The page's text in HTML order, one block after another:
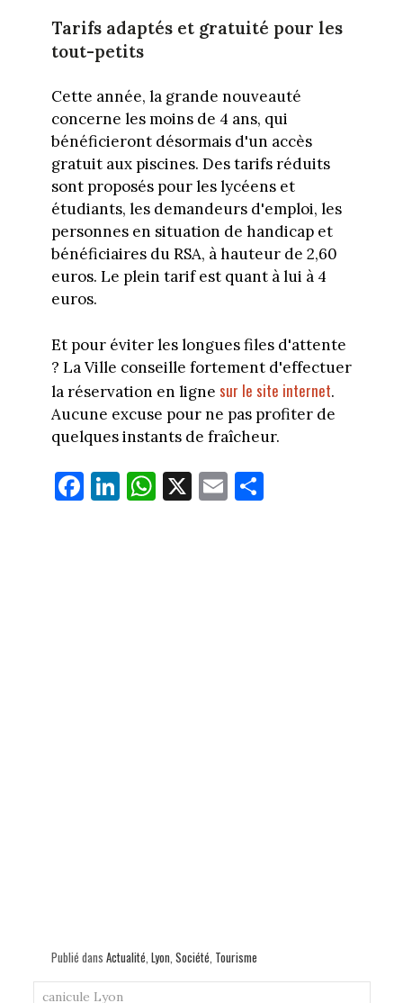
Tarifs adaptés et gratuité pour les
tout-petits
Cette année, la grande nouveauté
concerne les moins de 4 ans, qui
bénéficieront désormais d'un accès
gratuit aux piscines. Des tarifs réduits
sont proposés pour les lycéens et
étudiants, les demandeurs d'emploi, les
personnes en situation de handicap et
bénéficiaires du RSA, à hauteur de 2,60
euros. Le plein tarif est quant à lui à 4
euros.
Et pour éviter les longues files d'attente
? La Ville conseille fortement d'effectuer
la réservation en ligne sur le site internet.
Aucune excuse pour ne pas profiter de
quelques instants de fraîcheur.
Fa
ce
Li
nk
W
ha
X E
m
Pa
rt
Publié dans Actualité Lyon Société Tourisme
canicule Lyon